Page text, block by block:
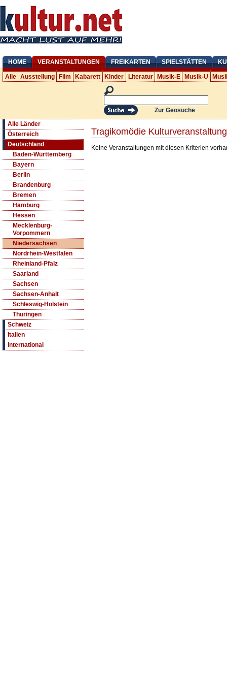
HOME VERANSTALTUNGEN FREIKARTEN SPIELSTÄTTEN
Alle Ausstellung Film Kabarett Kinder Literatur Musik-E Musik-U
Zur Geosuche
Alle Länder
Österreich
Deutschland
Baden-Württemberg
Bayern
Berlin
Brandenburg
Bremen
Hamburg
Hessen
Mecklenburg-
Vorpommern
Niedersachsen
Nordrhein-Westfalen
Rheinland-Pfalz
Saarland
Sachsen
Sachsen-Anhalt
Schleswig-Holstein
Thüringen
Schweiz
Italien
International
Tragikomödie
Keine Veranstaltungen mit diesen Kriterien